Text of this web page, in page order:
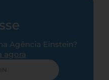
Agência Einstein?
agora